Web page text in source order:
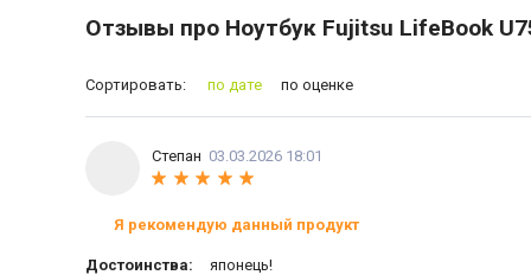
Отзывы про Ноутбук Fujitsu LifeBook
Сортировать: по дате по оценке
Степан 03.03.2026 18:01
Я рекомендую данный продукт
Достоинства: японець!